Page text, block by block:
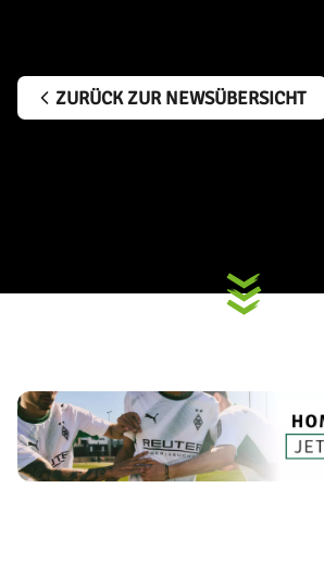
ZURÜCK ZUR NEWSÜBERSICHT